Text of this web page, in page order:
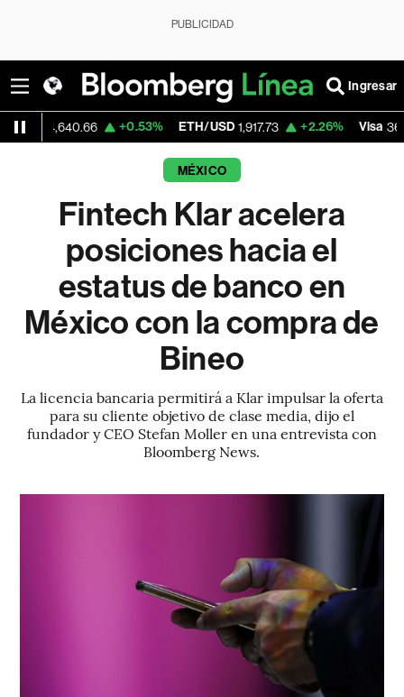
PUBLICIDAD
Ingresar
+0.53% ETH/USD 1,917.73 +2.26% Visa 368.70 -
MÉXICO
Fintech Klar acelera
posiciones hacia el
estatus de banco en
México con la compra de
Bineo
La licencia bancaria permitirá a Klar impulsar la oferta
para su cliente objetivo de clase media, dijo el
fundador y CEO Stefan Moller en una entrevista con
Bloomberg News.